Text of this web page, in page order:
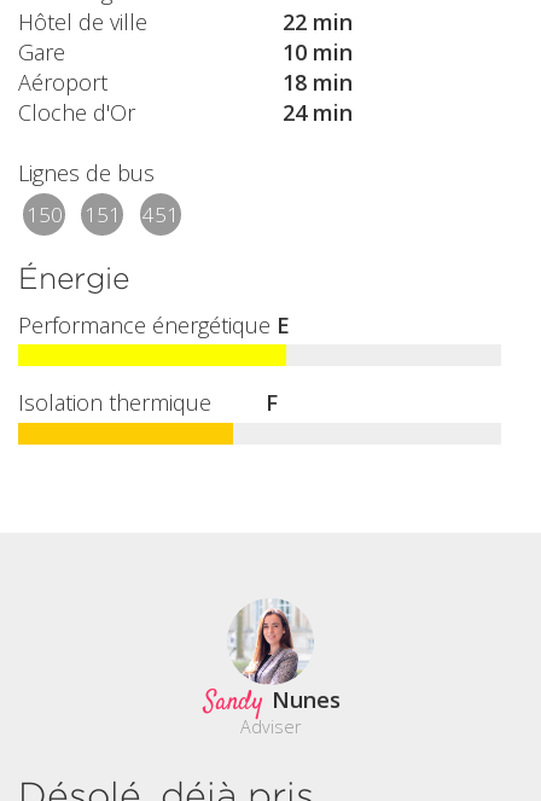
Hôtel de ville
22 min
Gare
10 min
Aéroport
18 min
Cloche d'Or
24 min
Lignes de bus
150 151 451
Énergie
Performance énergétique E
Isolation thermique F
Sandy Nunes
Adviser